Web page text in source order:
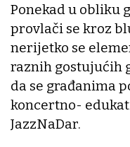
Ponekad u obliku
provlači se kroz
nerijetko se
raznih gostujućih
da se građanima
koncertno-
JazzNaDar.